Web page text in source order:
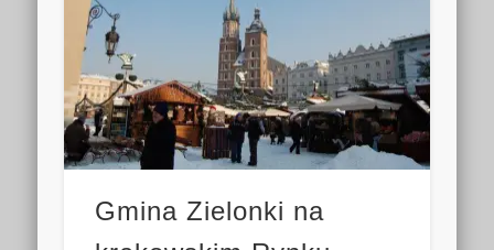
Gmina Zielonki na